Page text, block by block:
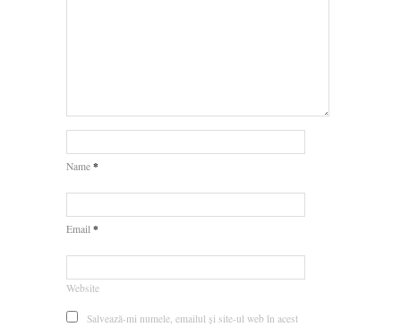
Name *
Email *
Website
Salvează-mi numele, emailul și site-ul web în acest